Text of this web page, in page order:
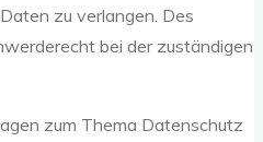
zu verlangen. Des
bei der zuständigen
zum Thema Datenschutz